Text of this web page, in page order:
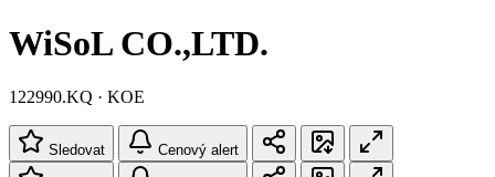
WiSoL CO.,LTD.
122990.KQ · KOE
Sledovat Cenový alert